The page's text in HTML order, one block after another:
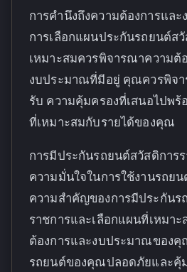
การคำนึงถึงความต้องการแล
การเลือกแผนประกันรถยนต์ส
เหมาะสมควรพิจารณาความต้
งบประมาณที่มีอยู่ คุณควรพิจ
รับ ความคุ้มครองที่เสนอไปพร้
ที่เหมาะสมกับรายได้ของคุณ
การมีประกันรถยนต์สวัสดิการ
ความมั่นใจในการใช้งานรถย
ความสำคัญของการมีประกันร
ราชการและเลือกแผนที่เหมา
ต้องการและงบประมาณของ
รถยนต์ของคุณปลอดภัยและคุ้ม